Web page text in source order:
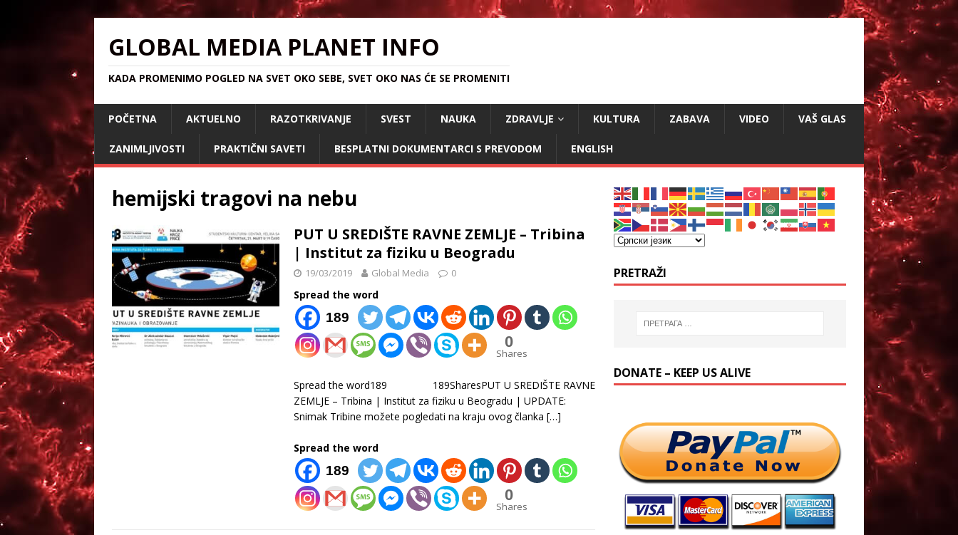
GLOBAL MEDIA PLANET INFO
KADA PROMENIMO POGLED NA SVET OKO SEBE, SVET OKO NAS ĆE SE PROMENITI
POČETNA AKTUELNO RAZOTKRIVANJE SVEST NAUKA ZDRAVLJE KULTURA ZABAVA VIDEO VAŠ GLAS
ZANIMLJIVOSTI PRAKTIČNI SAVETI BESPLATNI DOKUMENTARCI S PREVODOM ENGLISH
hemijski tragovi na nebu
PUT U SREDIŠTE RAVNE ZEMLJE – Tribina
| Institut za fiziku u Beogradu
19/03/2019 Global Media 0
Spread the word
189
0
Shares
Spread the word189 189SharesPUT U SREDIŠTE RAVNE
ZEMLJE – Tribina | Institut za fiziku u Beogradu | UPDATE:
Snimak Tribine možete pogledati na kraju ovog članka […]
Spread the word
189
0
Shares
PRETRAŽI
DONATE – KEEP US ALIVE